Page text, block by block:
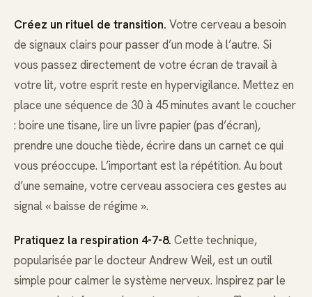
Créez un rituel de transition. Votre cerveau a besoin
de signaux clairs pour passer d’un mode à l’autre. Si
vous passez directement de votre écran de travail à
votre lit, votre esprit reste en hypervigilance. Mettez en
place une séquence de 30 à 45 minutes avant le coucher
: boire une tisane, lire un livre papier (pas d’écran),
prendre une douche tiède, écrire dans un carnet ce qui
vous préoccupe. L’important est la répétition. Au bout
d’une semaine, votre cerveau associera ces gestes au
signal « baisse de régime ».
Pratiquez la respiration 4-7-8. Cette technique,
popularisée par le docteur Andrew Weil, est un outil
simple pour calmer le système nerveux. Inspirez par le